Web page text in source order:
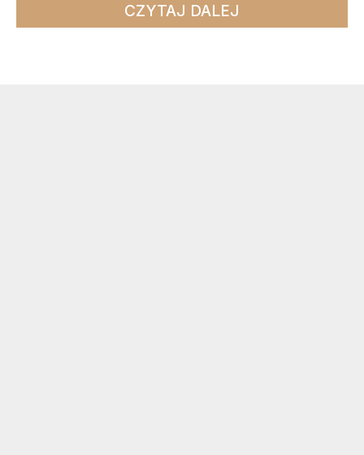
CZYTAJ DALEJ